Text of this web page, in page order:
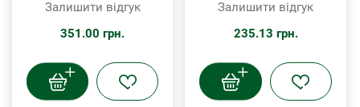
Залишити відгук
351.00 грн.
Залишити відгук
235.13 грн.